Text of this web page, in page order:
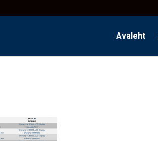
Avaleht